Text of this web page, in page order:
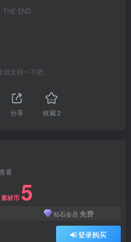
THE END
就支持一下吧
分享 收藏2
看
素材币 5
钻石会员 免费
登录购买